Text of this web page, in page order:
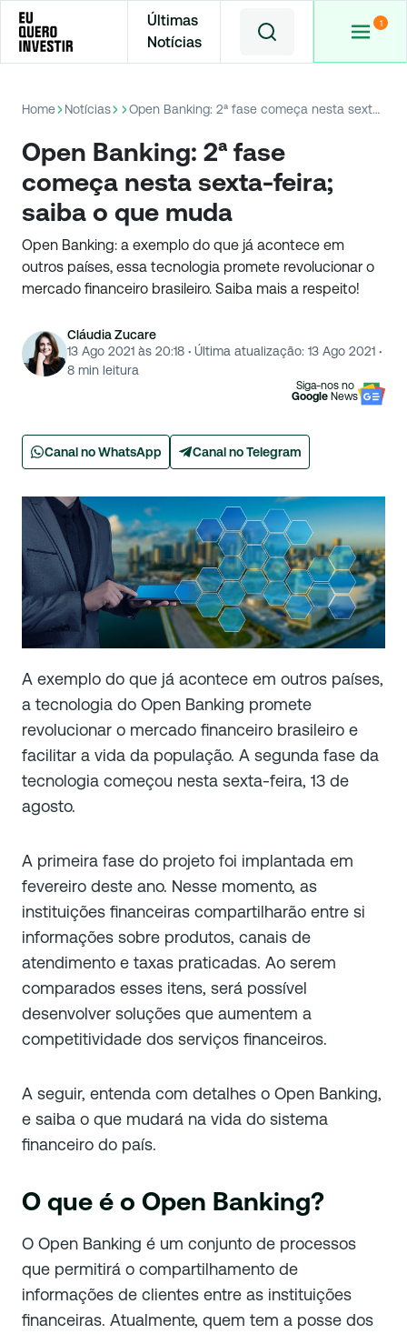
Últimas
Notícias
Home Notícias Open Banking: 2ª fase começa nesta sexta-feira; saiba o que muda
Open Banking: 2ª fase
começa nesta sexta-feira;
saiba o que muda
Open Banking: a exemplo do que já acontece em
outros países, essa tecnologia promete revolucionar o
mercado financeiro brasileiro. Saiba mais a respeito!
Cláudia Zucare
13 Ago 2021 às 20:18 · Última atualização: 13 Ago 2021 ·
8 min leitura
Siga-nos no
Google News
Canal no WhatsApp Canal no Telegram
A exemplo do que já acontece em outros países,
a tecnologia do Open Banking promete
revolucionar o mercado financeiro brasileiro e
facilitar a vida da população. A segunda fase da
tecnologia começou nesta sexta-feira, 13 de
agosto.
A primeira fase do projeto foi implantada em
fevereiro deste ano. Nesse momento, as
instituições financeiras compartilharão entre si
informações sobre produtos, canais de
atendimento e taxas praticadas. Ao serem
comparados esses itens, será possível
desenvolver soluções que aumentem a
competitividade dos serviços financeiros.
A seguir, entenda com detalhes o Open Banking,
e saiba o que mudará na vida do sistema
financeiro do país.
O que é o Open Banking?
O Open Banking é um conjunto de processos
que permitirá o compartilhamento de
informações de clientes entre as instituições
financeiras. Atualmente, quem tem a posse dos